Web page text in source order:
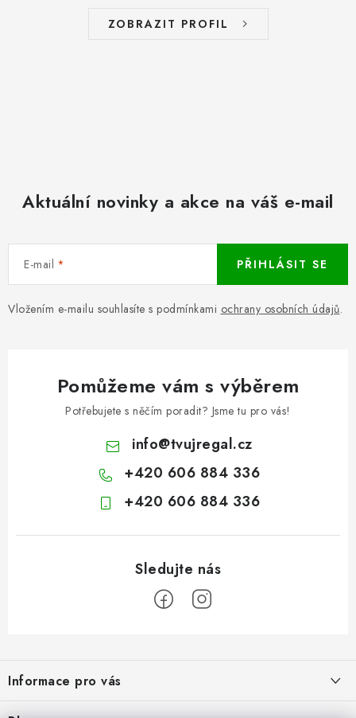
ZOBRAZIT PROFIL
Aktuální novinky a akce na váš e-mail
E-mail
Vložením e-mailu souhlasíte s podmínkami ochrany osobních údajů.
PŘIHLÁSIT SE
Pomůžeme vám s výběrem
Potřebujete s něčím poradit? Jsme tu pro vás!
info@tvujregal.cz
+420 606 884 336
+420 606 884 336
p
a
Informace pro vás
Kontakty